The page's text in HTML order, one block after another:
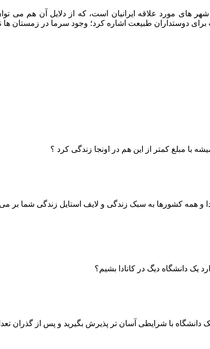
های مورد علاقه ایرانیان است، که از دلایل آن هم می
دوستداران طبیعت اشاره کرد؛ وجود سرما در زمستان ها
با مبلغ کمتر از این هم در اونجا زندگی کرد ؟
و همه کشورها به سبک زندگی و لایف استایل زندگی شما بر می
یک دانشگاه دیگ در کانادا بشیم؟
یک دانشگاه با شرایطی آسان تر پذیرش بگیرید و پس از